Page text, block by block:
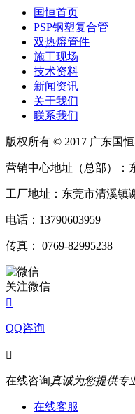
国恒首页
PSP钢塑复合管
双热熔管件
施工现场
技术资料
新闻资讯
关于我们
联系我们
版权所有 © 2017 广东国
营销中心地址（总部）：
工厂地址：东莞市清溪镇
电话：13790603959
传真： 0769-82995238
关注微信

QQ咨询

在线咨询真诚为您提供专
在线客服